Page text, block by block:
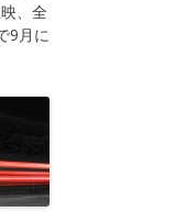
、全
9月に